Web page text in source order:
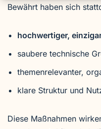
Bewährt haben sich
hochwertiger,
saubere technische
themenrelevanter,
klare Struktur und
Diese Maßnahmen